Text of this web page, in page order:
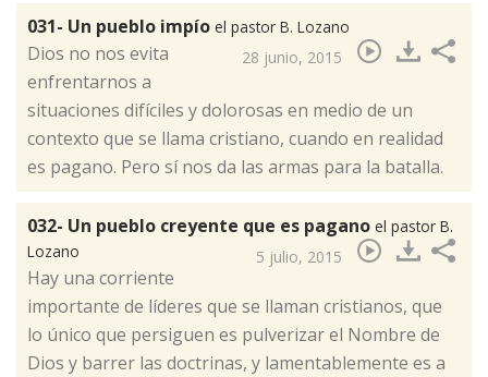
031- Un pueblo impío el pastor B. Lozano
28 junio, 2015
​Dios no nos evita
enfrentarnos a
situaciones difíciles y dolorosas en medio de un
contexto que se llama cristiano, cuando en realidad
es pagano. Pero sí nos da las armas para la batalla.
032- Un pueblo creyente que es pagano el pastor B.
Lozano
5 julio, 2015
​Hay una corriente
importante de líderes que se llaman cristianos, que
lo único que persiguen es pulverizar el Nombre de
Dios y barrer las doctrinas, y lamentablemente es a